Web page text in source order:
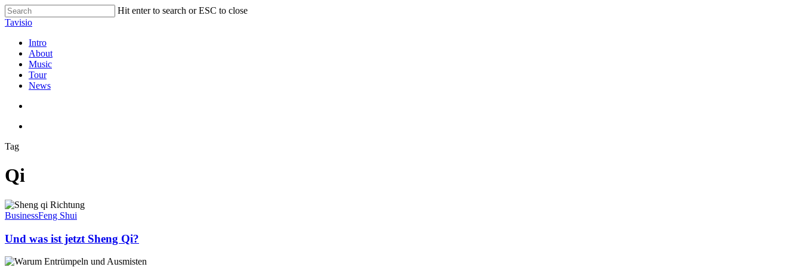
Skip
to
content
Hit enter to search or ESC to close
Close
Tavisio
search
Menu
Intro
About
Music
Tour
News
Tag
Qi
Und
was
jetzt
Sheng
Qi?
BusinessFeng Shui
Und was ist jetzt Sheng Qi?
Die